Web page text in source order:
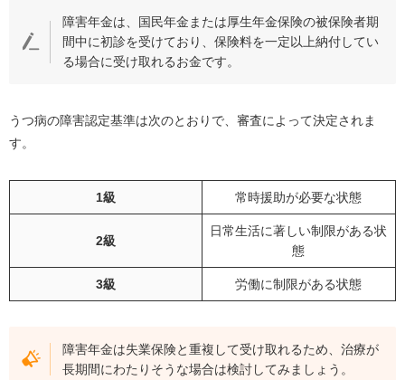
障害年金は、国民年金または厚生年金保険の被保険者期
間中に初診を受けており、保険料を一定以上納付してい
る場合に受け取れるお金です。
うつ病の障害認定基準は次のとおりで、審査によって決定されま
す。
1級 常時援助が必要な状態
2級
日常生活に著しい制限がある状
態
3級 労働に制限がある状態
障害年金は失業保険と重複して受け取れるため、治療が
長期間にわたりそうな場合は検討してみましょう。